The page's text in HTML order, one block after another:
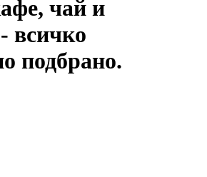
чай и
всичко
подбрано.